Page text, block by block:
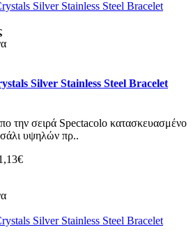
Silver Stainless Steel Bracelet
την σειρά Spectacolo κατασκευασμένο
υψηλών πρ..